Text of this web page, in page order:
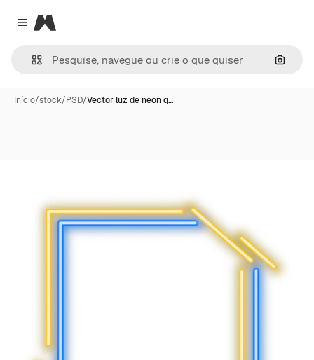
Close menu
Magnific
Início/stock/PSD/Vector luz de néon q…